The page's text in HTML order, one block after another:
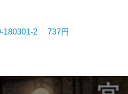
180301-2 737円